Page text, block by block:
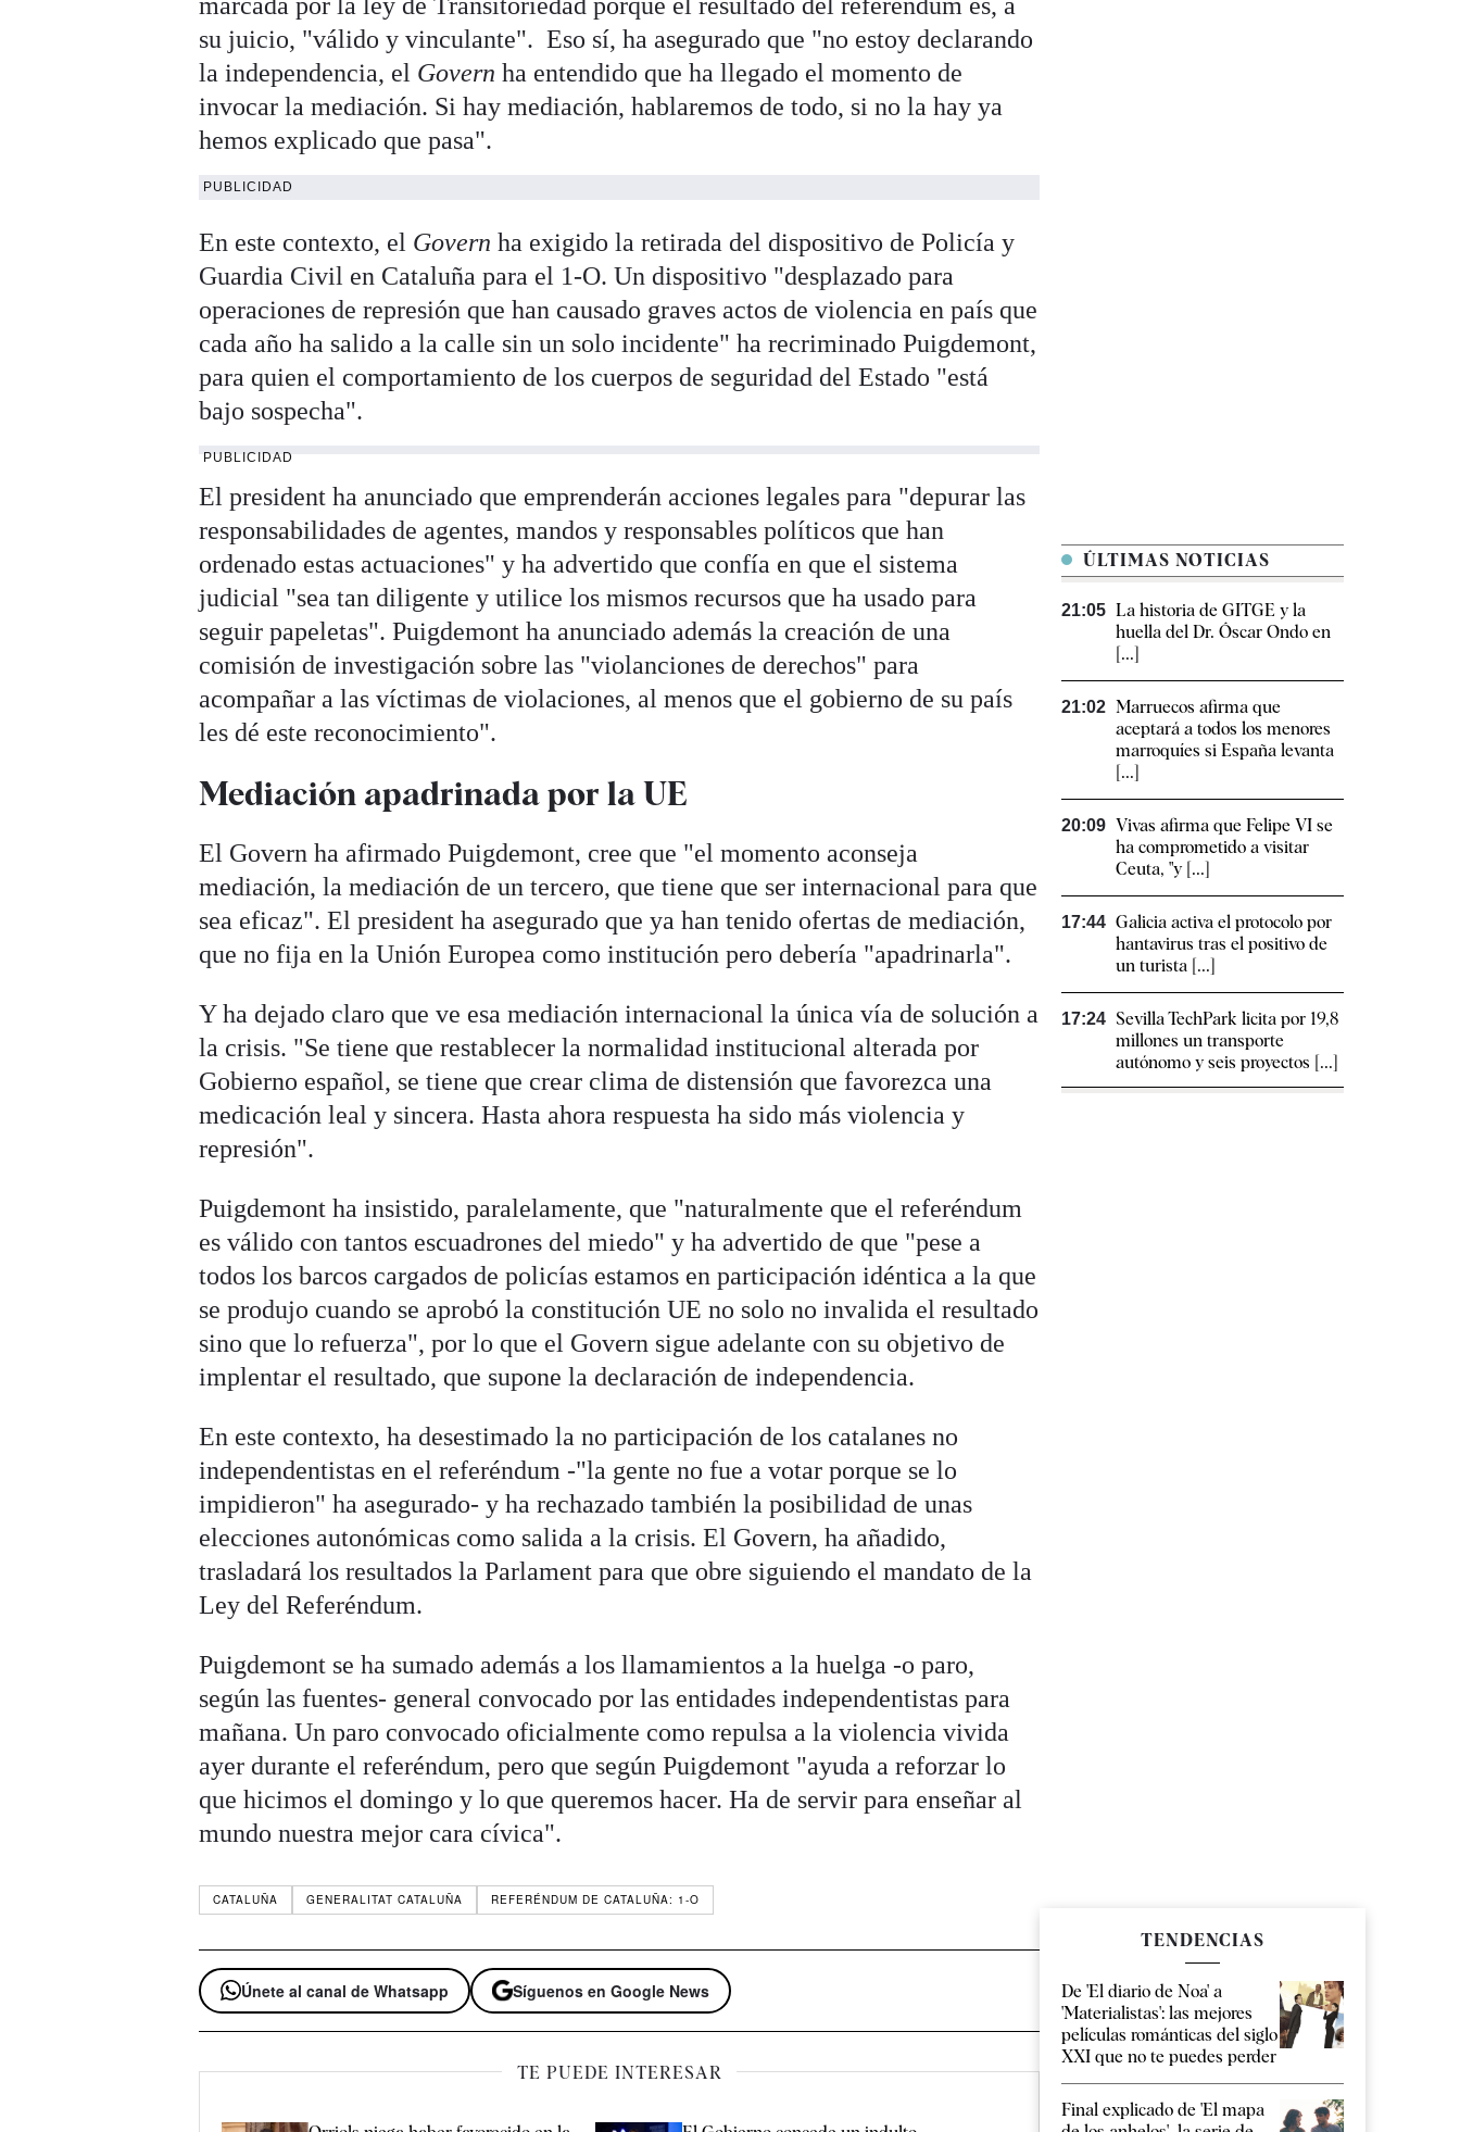
marcada por la ley de Transitoriedad porque el resultado del referéndum es, a
su juicio, "válido y vinculante". Eso sí, ha asegurado que "no estoy declarando
la independencia, el Govern ha entendido que ha llegado el momento de
invocar la mediación. Si hay mediación, hablaremos de todo, si no la hay ya
hemos explicado que pasa".
PUBLICIDAD
En este contexto, el Govern ha exigido la retirada del dispositivo de Policía y
Guardia Civil en Cataluña para el 1-O. Un dispositivo "desplazado para
operaciones de represión que han causado graves actos de violencia en país que
cada año ha salido a la calle sin un solo incidente" ha recriminado Puigdemont,
para quien el comportamiento de los cuerpos de seguridad del Estado "está
bajo sospecha".
PUBLICIDAD
El president ha anunciado que emprenderán acciones legales para "depurar las
responsabilidades de agentes, mandos y responsables políticos que han
ordenado estas actuaciones" y ha advertido que confía en que el sistema
judicial "sea tan diligente y utilice los mismos recursos que ha usado para
seguir papeletas". Puigdemont ha anunciado además la creación de una
comisión de investigación sobre las "violanciones de derechos" para
acompañar a las víctimas de violaciones, al menos que el gobierno de su país
les dé este reconocimiento".
Mediación apadrinada por la UE
El Govern ha afirmado Puigdemont, cree que "el momento aconseja
mediación, la mediación de un tercero, que tiene que ser internacional para que
sea eficaz". El president ha asegurado que ya han tenido ofertas de mediación,
que no fija en la Unión Europea como institución pero debería "apadrinarla".
Y ha dejado claro que ve esa mediación internacional la única vía de solución a
la crisis. "Se tiene que restablecer la normalidad institucional alterada por
Gobierno español, se tiene que crear clima de distensión que favorezca una
medicación leal y sincera. Hasta ahora respuesta ha sido más violencia y
represión".
Puigdemont ha insistido, paralelamente, que "naturalmente que el referéndum
es válido con tantos escuadrones del miedo" y ha advertido de que "pese a
todos los barcos cargados de policías estamos en participación idéntica a la que
se produjo cuando se aprobó la constitución UE no solo no invalida el resultado
sino que lo refuerza", por lo que el Govern sigue adelante con su objetivo de
implentar el resultado, que supone la declaración de independencia.
En este contexto, ha desestimado la no participación de los catalanes no
independentistas en el referéndum -"la gente no fue a votar porque se lo
impidieron" ha asegurado- y ha rechazado también la posibilidad de unas
elecciones autonómicas como salida a la crisis. El Govern, ha añadido,
trasladará los resultados la Parlament para que obre siguiendo el mandato de la
Ley del Referéndum.
Puigdemont se ha sumado además a los llamamientos a la huelga -o paro,
según las fuentes- general convocado por las entidades independentistas para
mañana. Un paro convocado oficialmente como repulsa a la violencia vivida
ayer durante el referéndum, pero que según Puigdemont "ayuda a reforzar lo
que hicimos el domingo y lo que queremos hacer. Ha de servir para enseñar al
mundo nuestra mejor cara cívica".
CATALUÑA GENERALITAT CATALUÑA REFERÉNDUM DE CATALUÑA: 1-O
Únete al canal de Whatsapp Síguenos en Google News
TE PUEDE INTERESAR
ÚLTIMAS NOTICIAS
21:05 La historia de GITGE y la
huella del Dr. Óscar Ondo en
[...]
21:02 Marruecos afirma que
aceptará a todos los menores
marroquíes si España levanta
[...]
20:09 Vivas afirma que Felipe VI se
ha comprometido a visitar
Ceuta, "y [...]
17:44 Galicia activa el protocolo por
hantavirus tras el positivo de
un turista [...]
17:24 Sevilla TechPark licita por 19,8
millones un transporte
autónomo y seis proyectos [...]
TENDENCIAS
De 'El diario de Noa' a
'Materialistas': las mejores
películas románticas del siglo
XXI que no te puedes perder
Final explicado de 'El mapa